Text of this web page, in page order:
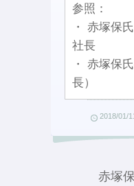
参照：
・ 赤塚保
社長
・ 赤塚保
長）
2018/01/11
赤塚